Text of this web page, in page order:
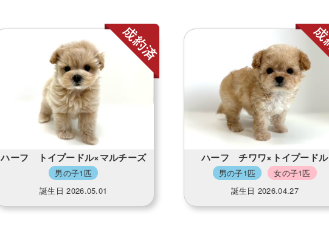
ハーフ トイプードル×マルチーズ
男の子1匹
誕生日 2026.05.01
ハーフ チワワ×トイプードル
男の子1匹
女の子1匹
誕生日 2026.04.27